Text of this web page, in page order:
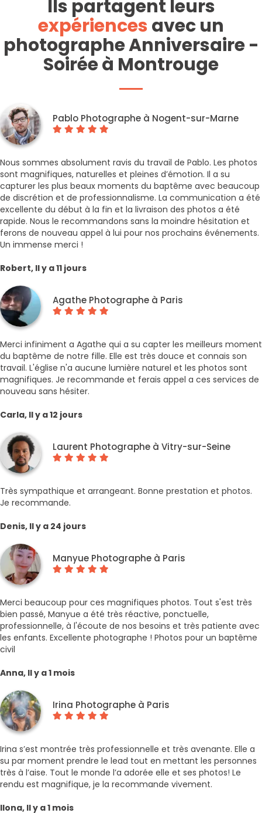
Ils partagent leurs
expériencesavec un
photographe Anniversaire -
Soirée à Montrouge
Pablo Photographe à Nogent-sur-Marne
Nous sommes absolument ravis du travail de Pablo. Les photos
sont magnifiques, naturelles et pleines d’émotion. Il a su
capturer les plus beaux moments du baptême avec beaucoup
de discrétion et de professionnalisme. La communication a été
excellente du début à la fin et la livraison des photos a été
rapide. Nous le recommandons sans la moindre hésitation et
ferons de nouveau appel à lui pour nos prochains événements.
Un immense merci !
Robert, Il y a 11 jours
Agathe Photographe à Paris
Merci infiniment a Agathe qui a su capter les meilleurs moment
du baptême de notre fille. Elle est très douce et connais son
travail. L'église n'a aucune lumière naturel et les photos sont
magnifiques. Je recommande et ferais appel a ces services de
nouveau sans hésiter.
Carla, Il y a 12 jours
Laurent Photographe à Vitry-sur-Seine
Très sympathique et arrangeant. Bonne prestation et photos.
Je recommande.
Denis, Il y a 24 jours
Manyue Photographe à Paris
Merci beaucoup pour ces magnifiques photos. Tout s'est très
bien passé, Manyue a été très réactive, ponctuelle,
professionnelle, à l'écoute de nos besoins et très patiente avec
les enfants. Excellente photographe ! Photos pour un baptême
civil
Anna, Il y a 1 mois
Irina Photographe à Paris
Irina s’est montrée très professionnelle et très avenante. Elle a
su par moment prendre le lead tout en mettant les personnes
très à l’aise. Tout le monde l’a adorée elle et ses photos! Le
rendu est magnifique, je la recommande vivement.
Ilona, Il y a 1 mois